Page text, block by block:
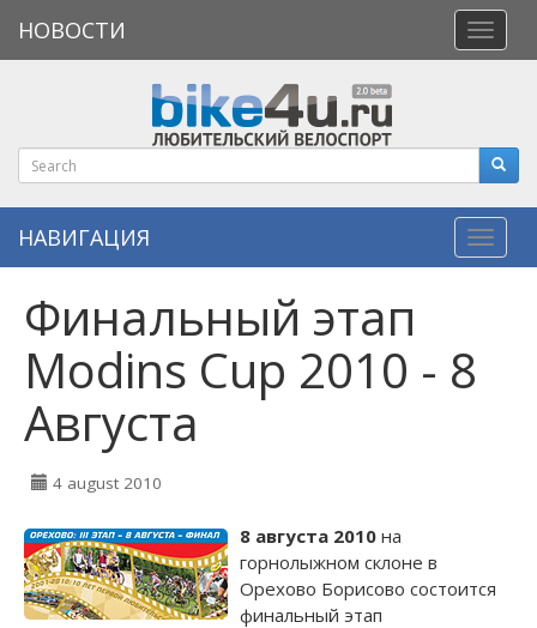
меню
НОВОСТИ
НАВИГАЦИЯ
Финальный этап
Modins Cup 2010 - 8
Августа
4 august 2010
8 августа 2010 на
горнолыжном склоне в
Орехово Борисово состоится
финальный этап